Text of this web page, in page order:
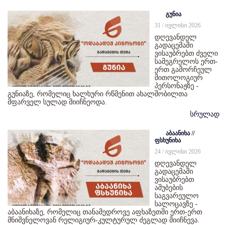
გუნია
31 / ივლისი 2026
დღევანდელ
გადაცემაში
ვისაუბრებთ ძველი
სამეგრელოს ერთ-
ერთ გამორჩეულ
მითოლოგიურ
პერსონაჟზე -
გუნიაზე, რომელიც ხალხური რწმენით ახალშობილთა
მფარველ სულად მიიჩნეოდა.
სრულად
აბაანიხა //
ფსხუნიხა
24 / ივლისი 2026
დღევანდელ
გადაცემაში
ვისაუბრებთ
აშუბების
საგვარეულო
სალოცავზე -
აბაანიხაზე, რომელიც თანამედროვე აფხაზეთში ერთ-ერთ
მნიშვნელოვან რელიგიურ-კულტურულ ძეგლად მიიჩნევა.